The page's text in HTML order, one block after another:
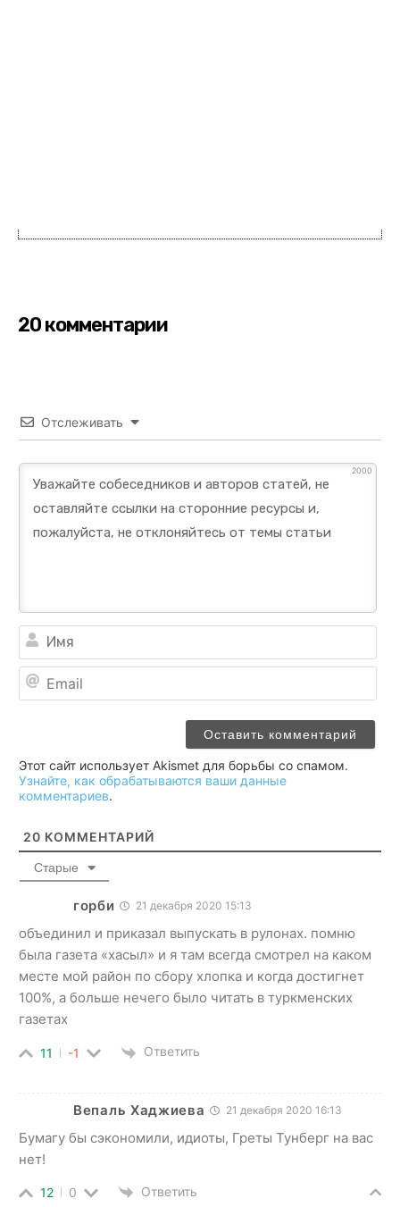
20 комментарии
Отслеживать
2000
Этот сайт использует Akismet для борьбы со спамом.
Узнайте, как обрабатываются ваши данные
комментариев.
20 КОММЕНТАРИЙ
Старые
горби 21 декабря 2020 15:13
объединил и приказал выпускать в рулонах. помню
была газета «хасыл» и я там всегда смотрел на каком
месте мой район по сбору хлопка и когда достигнет
100%, а больше нечего было читать в туркменских
газетах
11 -1 Ответить
Вепаль Хаджиева 21 декабря 2020 16:13
Бумагу бы сэкономили, идиоты, Греты Тунберг на вас
нет!
12 0 Ответить